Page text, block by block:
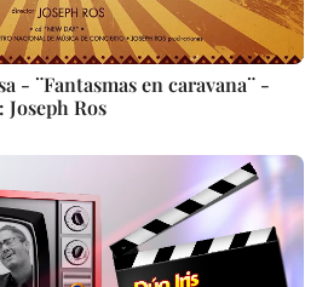
- ¨Fantasmas en caravana¨ -
Ros